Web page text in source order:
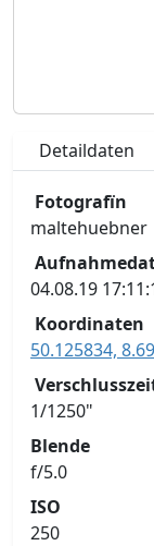
Detaildaten
Fotografïn
maltehuebner
04.08.19
Koordinaten
50.125834,
1/1250"
Blende
f/5.0
ISO
250